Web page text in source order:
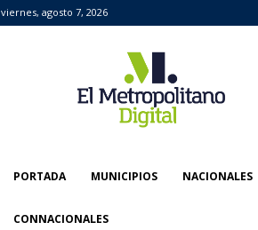
viernes, agosto 7, 2026
Metropolitano
Digital
PORTADA MUNICIPIOS NACIONALES
CONNACIONALES